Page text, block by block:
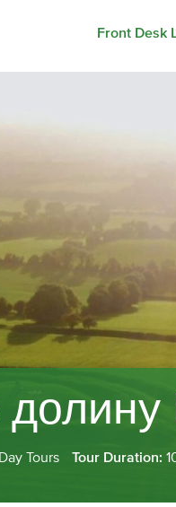
Front Desk
Tours Tour Duration: